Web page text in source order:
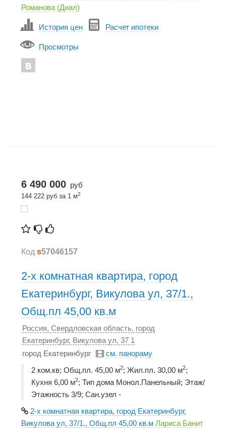
Романова (Диал)
История цен Расчет ипотеки
Просмотры
6 490 000 руб
144 222 руб за 1 м2
Код s57046157
2-х комнатная квартира, город
Екатеринбург, Викулова ул, 37/1.,
Общ.пл 45,00 кв.м
Россия, Свердловская область, город
Екатеринбург, Викулова ул, 37 1
город Екатеринбург
см. панораму
2 ком.кв; Общ.пл. 45,00 м2; Жил.пл. 30,00 м2;
Кухня 6,00 м2; Тип дома Монол.Панельный; Этаж/
Этажность 3/9; Сан.узел -
2-х комнатная квартира, город Екатеринбург,
Викулова ул, 37/1., Общ.пл 45,00 кв.м Лариса Банит